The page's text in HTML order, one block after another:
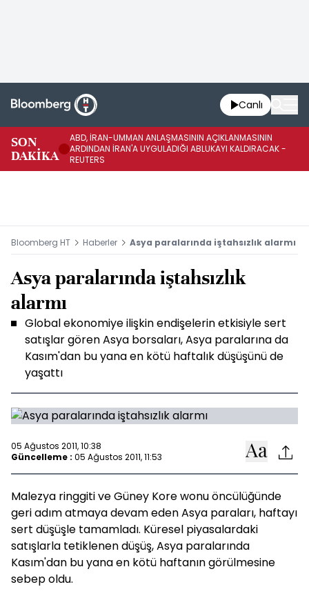
Canlı
SON
DAKİKA
ABD, İRAN-UMMAN ANLAŞMASININ AÇIKLANMASININ
ARDINDAN İRAN'A UYGULADIĞI ABLUKAYI KALDIRACAK -
REUTERS
Bloomberg HT Haberler Asya paralarında iştahsızlık alarmı
Asya paralarında iştahsızlık
alarmı
Global ekonomiye ilişkin endişelerin etkisiyle sert
satışlar gören Asya borsaları, Asya paralarına da
Kasım'dan bu yana en kötü haftalık düşüşünü de
yaşattı
05 Ağustos 2011, 10:38
Güncelleme : 05 Ağustos 2011, 11:53
Malezya ringgiti ve Güney Kore wonu öncülüğünde
geri adım atmaya devam eden Asya paraları, haftayı
sert düşüşle tamamladı. Küresel piyasalardaki
satışlarla tetiklenen düşüş, Asya paralarında
Kasım'dan bu yana en kötü haftanın görülmesine
sebep oldu.